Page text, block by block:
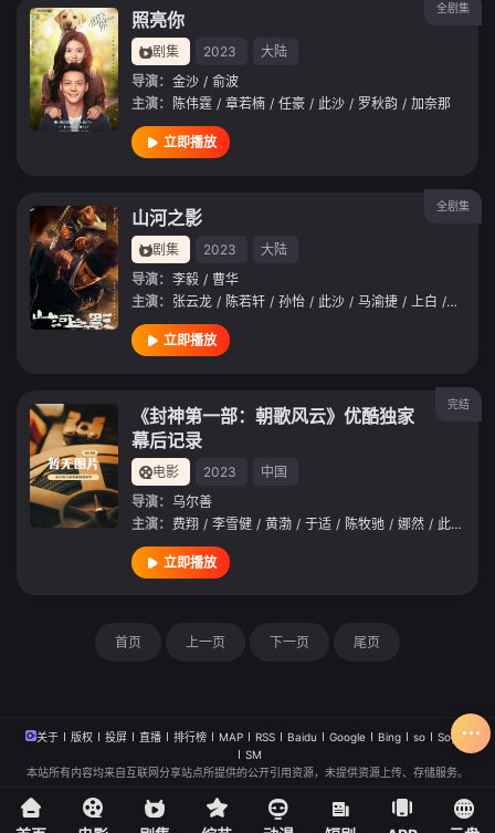
全剧集
照亮你
剧集 2023
大陆
导演： 金沙 / 俞波
主演：
陈伟霆 / 章若楠 / 任豪 / 此沙 / 罗秋韵 / 加奈那
立即播放
全剧集
山河之影
剧集 2023
大陆
导演： 李毅 / 曹华
主演： 张云龙 / 陈若轩 / 孙怡 / 此沙 / 马渝捷 / 上白 / 尹铸胜
立即播放
完结
《封神第一部：朝歌风云》优酷独家
幕后记录
电影 2023
中国
导演： 乌尔善
主演： 费翔 / 李雪健 / 黄渤 / 于适 / 陈牧驰 / 娜然 / 此沙
立即播放
首页 上一页 下一页 尾页
关于 版权 投屏 直播 排行榜 MAP RSS Baidu Google Bing so
Sogou
SM
本站所有内容均来自互联网分享站点所提供的公开引用资源，未提供资源上传、存储服务。